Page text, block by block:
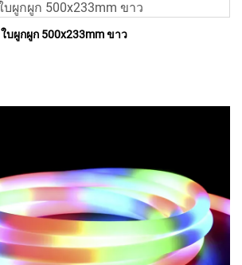
ใบผูกผูก 500x233mm ขาว